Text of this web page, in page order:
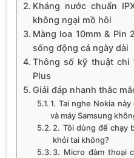
Kháng nước chuẩn
không ngại mồ hôi
Màng loa 10mm & Pin
sống động cả ngày dài
Thông số kỹ thuật chi
Plus
Giải đáp nhanh thắc
1. Tai nghe Nokia
và máy Samsung
2. Tôi dùng để chạy
khỏi tai không?
3. Micro đàm thoại